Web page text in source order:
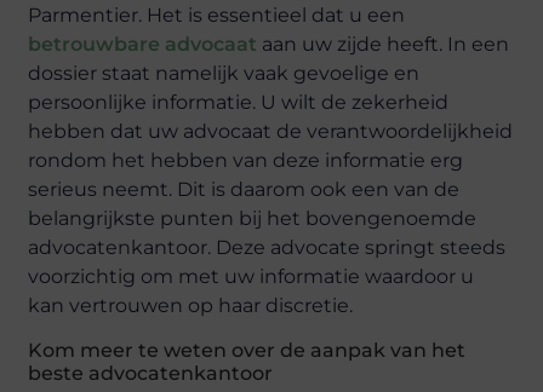
Parmentier. Het is essentieel dat u een
betrouwbare advocaat aan uw zijde heeft. In een
dossier staat namelijk vaak gevoelige en
persoonlijke informatie. U wilt de zekerheid
hebben dat uw advocaat de verantwoordelijkheid
rondom het hebben van deze informatie erg
serieus neemt. Dit is daarom ook een van de
belangrijkste punten bij het bovengenoemde
advocatenkantoor. Deze advocate springt steeds
voorzichtig om met uw informatie waardoor u
kan vertrouwen op haar discretie.
Kom meer te weten over de aanpak van het
beste advocatenkantoor